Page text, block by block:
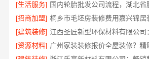
[生活服务]
[招商加盟] 桐乡市毛坯房装修费用嘉兴锦居
[建筑装修]
[资源材料] 广州家装装修报价全屋装修？精